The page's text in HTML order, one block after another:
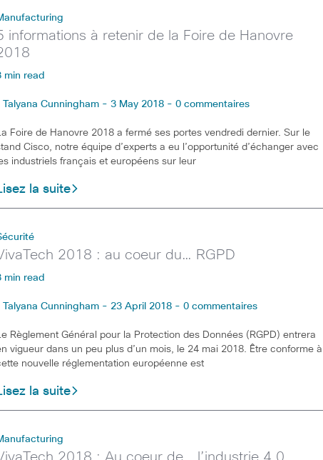
informations à retenir de la Foire de Hanovre
min read
Talyana Cunningham - 3 May 2018 - 0 commentaires
Foire de Hanovre 2018 a fermé ses portes vendredi dernier. Sur le
Cisco, notre équipe d’experts a eu l’opportunité d’échanger avec
industriels français et européens sur leur
la suite
2018 : au coeur du… RGPD
min read
Talyana Cunningham - 23 April 2018 - 0 commentaires
Règlement Général pour la Protection des Données (RGPD) entrera
vigueur dans un peu plus d’un mois, le 24 mai 2018. Être conforme à
nouvelle réglementation européenne est
la suite